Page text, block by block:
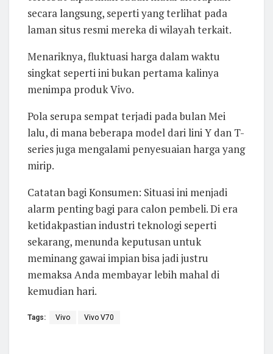
secara langsung, seperti yang terlihat pada
laman situs resmi mereka di wilayah terkait.
Menariknya, fluktuasi harga dalam waktu
singkat seperti ini bukan pertama kalinya
menimpa produk Vivo.
Pola serupa sempat terjadi pada bulan Mei
lalu, di mana beberapa model dari lini Y dan T-
series juga mengalami penyesuaian harga yang
mirip.
Catatan bagi Konsumen: Situasi ini menjadi
alarm penting bagi para calon pembeli. Di era
ketidakpastian industri teknologi seperti
sekarang, menunda keputusan untuk
meminang gawai impian bisa jadi justru
memaksa Anda membayar lebih mahal di
kemudian hari.
Tags: Vivo Vivo V70